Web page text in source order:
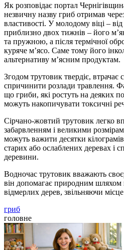
Як розповідає портал
незвичну назву гриб отримав
властивості. У молодому віці –
приблизно двох тижнів – його
та пружною, а після термічної
куряче м’ясо. Саме тому його
альтернативу м’ясним продуктам.
Згодом трутовик твердіє, втрачає
спричинити розлади травлення.
що гриби, які ростуть на деяких
можуть накопичувати токсичні
Сірчано-жовтий трутовик легко
забарвленням і великими
можуть важити десятки
старих або ослаблених деревах і
деревини.
Водночас трутовик вважають
він допомагає природним шляхом
відмерлих дерев, звільняючи
гриб
головне